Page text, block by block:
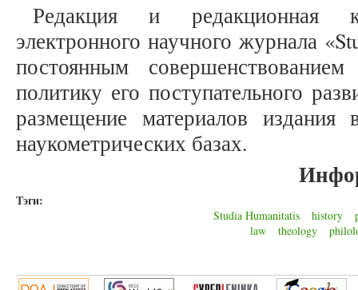
Редакция и редакционная
электронного научного журнала
постоянным
политику его поступательного
размещение материалов
наукометрических базах.
Тэги:
Studia Humanitatis history
law
theology